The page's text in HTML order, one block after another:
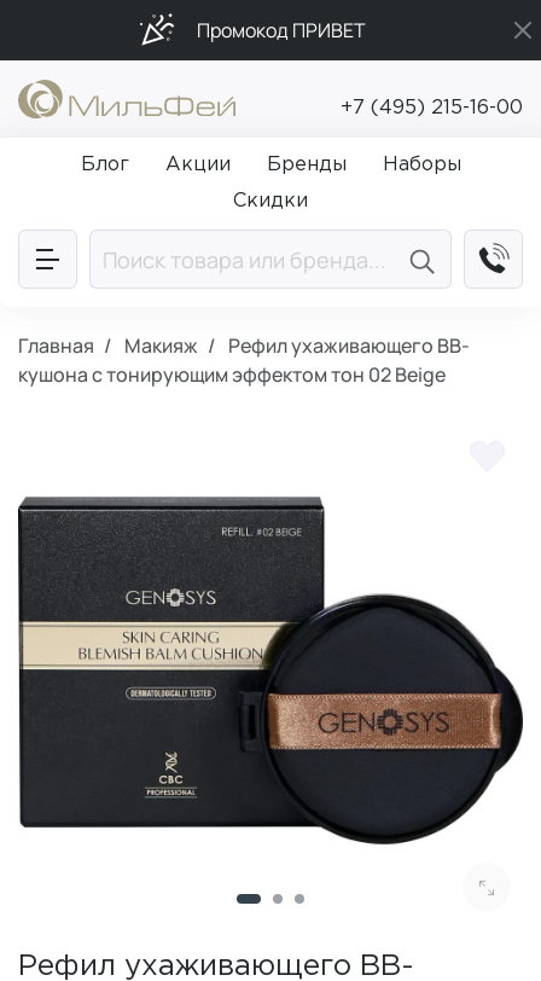
Промокод ПРИВЕТ
Бесплатная доставка от 5 000₽
Подарки в каждый заказ от 5 000₽
+7 (495) 215-16-00
Блог Акции Бренды
Наборы
Скидки
Главная Макияж
Рефил ухаживающего BB-
кушона с тонирующим эффектом тон 02 Beige
Рефил ухаживающего BB-